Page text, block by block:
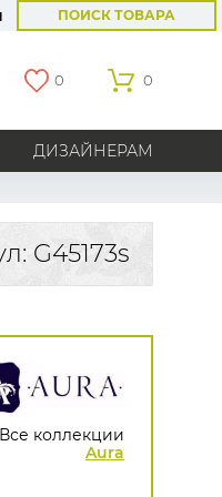
ПОИСК ТОВАРА
0 0
ДИЗАЙНЕРАМ
Все страны
Bartalucci
AS Creation
G45173s
Все коллекции
Aura